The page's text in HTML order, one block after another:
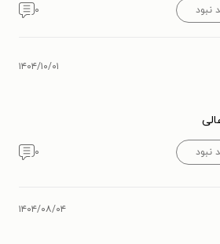
نبود ۰
۱۴۰۴/۱۰/۰۱
نبود ۰
۱۴۰۴/۰۸/۰۴